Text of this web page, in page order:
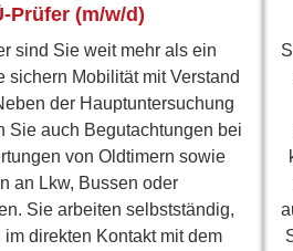
Prüfer (m/w/d)
sind Sie weit mehr als ein
sichern Mobilität mit Verstand
der Hauptuntersuchung
Sie auch Begutachtungen bei
von Oldtimern sowie
an Lkw, Bussen oder
Sie arbeiten selbstständig,
im direkten Kontakt mit dem